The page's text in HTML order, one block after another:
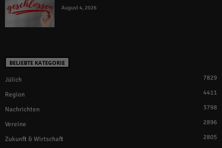
August 4, 2026
BELIEBTE KATEGORIE
Jülich 7829
Region 4411
Nachrichten 3798
Vereine 2896
Zukunft & Wirtschaft 2805